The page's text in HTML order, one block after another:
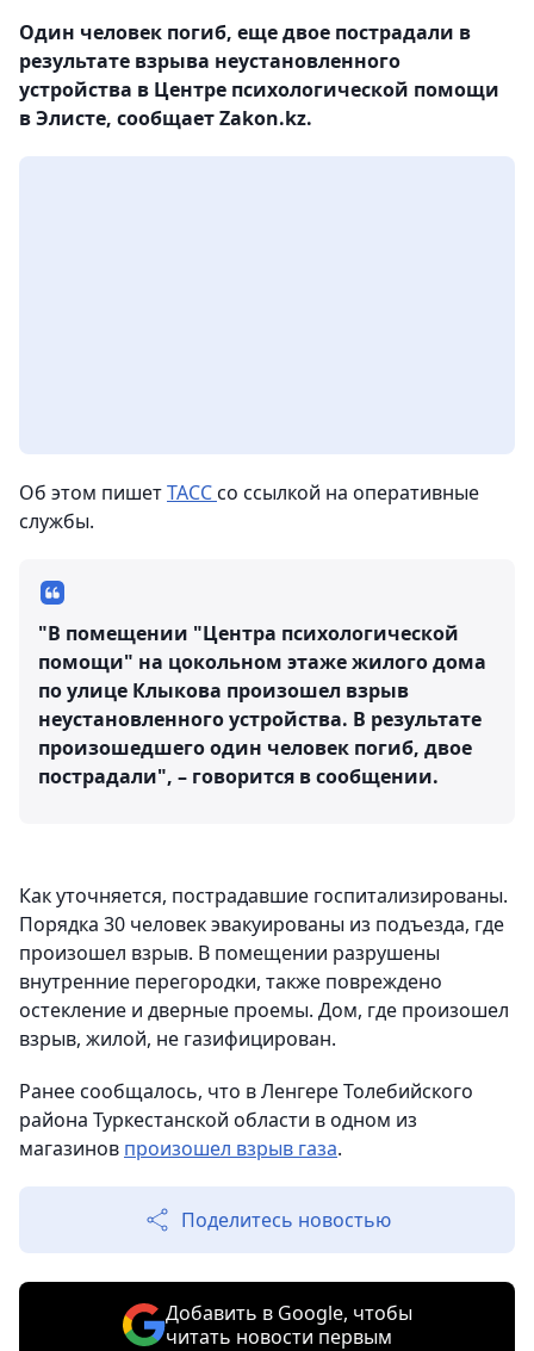
Один человек погиб, еще двое пострадали в
результате взрыва неустановленного
устройства в Центре психологической помощи
в Элисте, сообщает Zakon.kz.
Об этом пишетТАССсо ссылкой на оперативные
службы.
"В помещении "Центра психологической
помощи" на цокольном этаже жилого дома
по улице Клыкова произошел взрыв
неустановленного устройства. В результате
произошедшего один человек погиб, двое
пострадали", – говорится в сообщении.
Как уточняется, пострадавшие госпитализированы.
Порядка 30 человек эвакуированы из подъезда, где
произошел взрыв. В помещении разрушены
внутренние перегородки, также повреждено
остекление и дверные проемы. Дом, где произошел
взрыв, жилой, не газифицирован.
Ранее сообщалось, что в Ленгере Толебийского
района Туркестанской области в одном из
магазинов произошел взрыв газа.
Поделитесь новостью
Добавить в Google, чтобы
читать новости первым